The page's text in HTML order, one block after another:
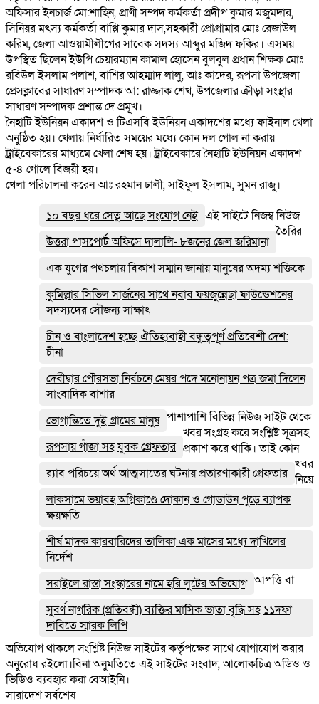
অফিসার ইনচার্জ মো:শাহিন, প্রাণী সম্পদ কর্মকর্তা প্রদীপ কুমার মজুমদার,
সিনিয়র মৎস্য কর্মকর্তা বাপ্পি কুমার দাস,সহকারী প্রোগ্রামার মোঃ রেজাউল
করিম, জেলা আওয়ামীলীগের সাবেক সদস্য আব্দুর মজিদ ফকির। এসময়
উপস্থিত ছিলেন ইউপি চেয়ারম্যান কামাল হোসেন বুলবুল প্রধান শিক্ষক মোঃ
রবিউল ইসলাম পলাশ, বাশির আহম্মাদ লালু, আঃ কাদের, রূপসা উপজেলা
প্রেসক্লাবের সাধারণ সম্পাদক আ: রাজ্জাক শেখ, উপজেলার ক্রীড়া সংস্থার
সাধারণ সম্পাদক প্রশান্ত দে প্রমূখ।
নৈহাটি ইউনিয়ন একাদশ ও টিএসবি ইউনিয়ন একাদশের মধ্যে ফাইনাল খেলা
অনুষ্ঠিত হয়। খেলায় নির্ধারিত সময়ের মধ্যে কোন দল গোল না করায়
ট্রাইবেকারের মাধ্যমে খেলা শেষ হয়। ট্রাইবেকারে নৈহাটি ইউনিয়ন একাদশ
৫-৪ গোলে বিজয়ী হয়।
খেলা পরিচালনা করেন আঃ রহমান ঢালী, সাইফুল ইসলাম, সুমন রাজু।
১০ বছর ধরে সেতু আছে সংযোগ নেই
উত্তরা পাসপোর্ট অফিসে দালালি- ৮জনের জেল জরিমানা
এক যুগের পথচলায় বিকাশ সম্মান জানায় মানুষের অদম্য শক্তিকে
কুমিল্লার সিভিল সার্জনের সাথে নবাব ফয়জুন্নেছা ফাউন্ডেশনের
সদস্যদের সৌজন্য সাক্ষাৎ
চীন ও বাংলাদেশ হচ্ছে ঐতিহ্যবাহী বন্ধুত্বপূর্ণ প্রতিবেশী দেশ:
চীনা
দেবীদ্বার পৌরসভা নির্বচনে মেয়র পদে মনোনায়ন পত্র জমা দিলেন
সাংবাদিক বাশার
ভোগান্তিতে দুই গ্রামের মানুষ
রূপসায় গাঁজা সহ যুবক গ্রেফতার
র‌্যাব পরিচয়ে অর্থ আত্মসাতের ঘটনায় প্রতারণাকারী গ্রেফতার
লাকসামে ভয়াবহ অগ্নিকাণ্ডে দোকান ও গোডাউন পুড়ে ব‍্যাপক
ক্ষয়ক্ষতি
শীর্ষ মাদক কারবারিদের তালিকা এক মাসের মধ্যে দাখিলের
নির্দেশ
সরাইলে রাস্তা সংস্কারের নামে হরি লুটের অভিযোগ
সুবর্ণ নাগরিক (প্রতিবন্ধী) ব্যক্তির মাসিক ভাতা বৃদ্ধি সহ ১১দফা
দাবিতে স্মারক লিপি
এই সাইটে নিজম্ব নিউজ
তৈরির
পাশাপাশি বিভিন্ন নিউজ সাইট থেকে
খবর সংগ্রহ করে সংশ্লিষ্ট সূত্রসহ
প্রকাশ করে থাকি। তাই কোন
খবর
নিয়ে
আপত্তি বা
অভিযোগ থাকলে সংশ্লিষ্ট নিউজ সাইটের কর্তৃপক্ষের সাথে যোগাযোগ করার
অনুরোধ রইলো।বিনা অনুমতিতে এই সাইটের সংবাদ, আলোকচিত্র অডিও ও
ভিডিও ব্যবহার করা বেআইনি।
সারাদেশ সর্বশেষ